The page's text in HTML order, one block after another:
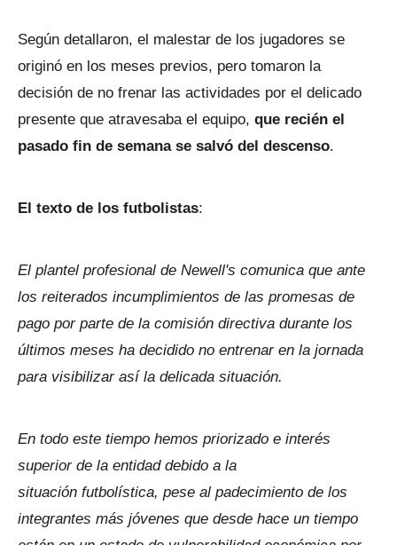
Según detallaron, el malestar de los jugadores se
originó en los meses previos, pero tomaron la
decisión de no frenar las actividades por el delicado
presente que atravesaba el equipo, que recién el
pasado fin de semana se salvó del descenso.
El texto de los futbolistas:
El plantel profesional de Newell's comunica que ante
los reiterados incumplimientos de las promesas de
pago por parte de la comisión directiva durante los
últimos meses ha decidido no entrenar en la jornada
para visibilizar así la delicada situación.
En todo este tiempo hemos priorizado e interés
superior de la entidad debido a la
situación futbolística, pese al padecimiento de los
integrantes más jóvenes que desde hace un tiempo